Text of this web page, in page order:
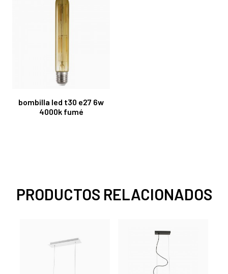
bombilla led t30 e27 6w
4000k fumé
PRODUCTOS RELACIONADOS